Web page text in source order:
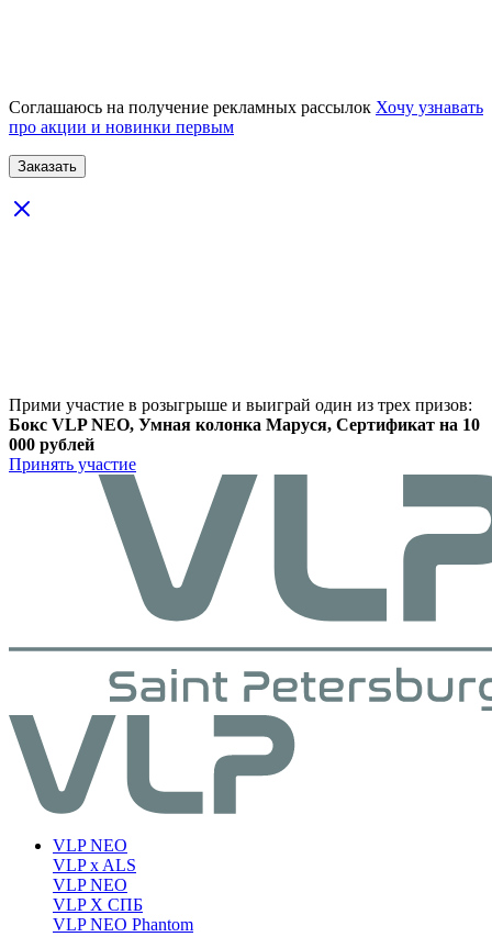
Соглашаюсь на получение рекламных рассылок Хочу узнавать
про акции и новинки первым
Прими участие в розыгрыше и выиграй один из трех призов:
Бокс VLP NEO, Умная колонка Маруся, Сертификат на 10
000 рублей
Принять участие
VLP NEO
VLP x ALS
VLP NEO
VLP X СПБ
VLP NEO Phantom